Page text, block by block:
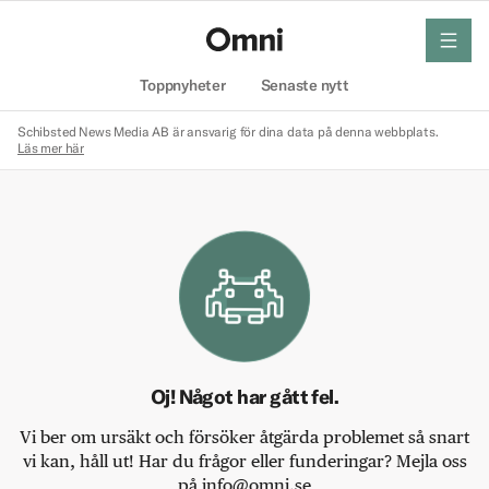
Toppnyheter Senaste nytt
meny
Schibsted News Media AB är ansvarig för dina data på denna webbplats.
Läs mer här
Oj! Något har gått fel.
Vi ber om ursäkt och försöker åtgärda problemet så snart
vi kan, håll ut! Har du frågor eller funderingar? Mejla oss